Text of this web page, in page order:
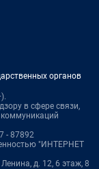
органов
в сфере связи,
- 87892
"ИНТЕРНЕТ
д. 12, 6 этаж, 8